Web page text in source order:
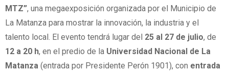
MTZ”, una megaexposición organizada por el Municipio de
La Matanza para mostrar la innovación, la industria y el
talento local. El evento tendrá lugar del 25 al 27 de julio, de
12 a 20 h, en el predio de la Universidad Nacional de La
Matanza (entrada por Presidente Perón 1901), con entrada